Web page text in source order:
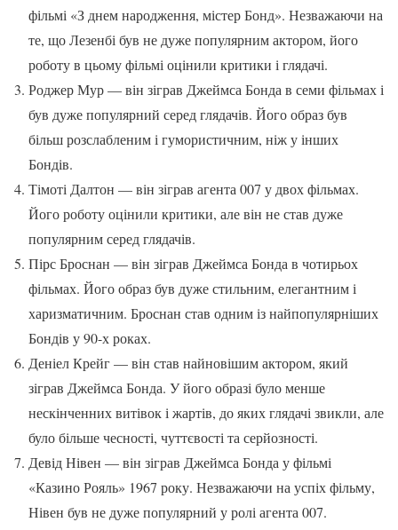
фільмі «З днем народження, містер Бонд». Незважаючи на
те, що Лезенбі був не дуже популярним актором, його
роботу в цьому фільмі оцінили критики і глядачі.
Роджер Мур — він зіграв Джеймса Бонда в семи фільмах і
був дуже популярний серед глядачів. Його образ був
більш розслабленим і гумористичним, ніж у інших
Бондів.
Тімоті Далтон — він зіграв агента 007 у двох фільмах.
Його роботу оцінили критики, але він не став дуже
популярним серед глядачів.
Пірс Броснан — він зіграв Джеймса Бонда в чотирьох
фільмах. Його образ був дуже стильним, елегантним і
харизматичним. Броснан став одним із найпопулярніших
Бондів у 90-х роках.
Деніел Крейг — він став найновішим актором, який
зіграв Джеймса Бонда. У його образі було менше
нескінченних витівок і жартів, до яких глядачі звикли, але
було більше чесності, чуттєвості та серйозності.
Девід Нівен — він зіграв Джеймса Бонда у фільмі
«Казино Рояль» 1967 року. Незважаючи на успіх фільму,
Нівен був не дуже популярний у ролі агента 007.